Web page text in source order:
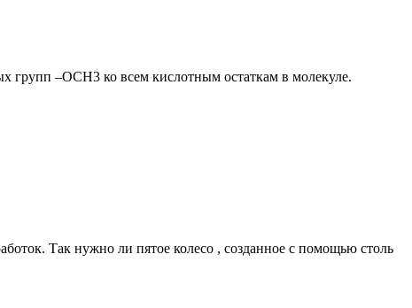
групп –ОСН3 ко всем кислотным остаткам в молекуле.
Так нужно ли пятое колесо , созданное с помощью столь